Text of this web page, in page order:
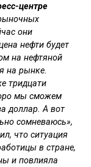
центре
они
нефти будет
на нефтяной
на рынке.
тридцати
мы сможем
доллар. А вот
сомневаюсь»,
что ситуация
в стране,
и повлияла